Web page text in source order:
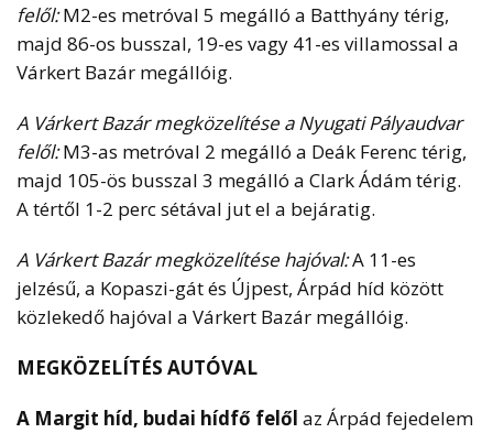
felől:M2-es metróval 5 megálló a Batthyány térig,
majd 86-os busszal, 19-es vagy 41-es villamossal a
Várkert Bazár megállóig.
A Várkert Bazár megközelítése a Nyugati Pályaudvar
felől:M3-as metróval 2 megálló a Deák Ferenc térig,
majd 105-ös busszal 3 megálló a Clark Ádám térig.
A tértől 1-2 perc sétával jut el a bejáratig.
A Várkert Bazár megközelítése hajóval:A 11-es
jelzésű, a Kopaszi-gát és Újpest, Árpád híd között
közlekedő hajóval a Várkert Bazár megállóig.
MEGKÖZELÍTÉS AUTÓVAL
A Margit híd, budai hídfő felől az Árpád fejedelem